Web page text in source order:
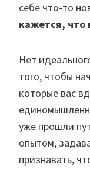
себе что-то
кажется, что
Нет
того, чтобы
которые вас
уже прошли
опытом,
признавать,